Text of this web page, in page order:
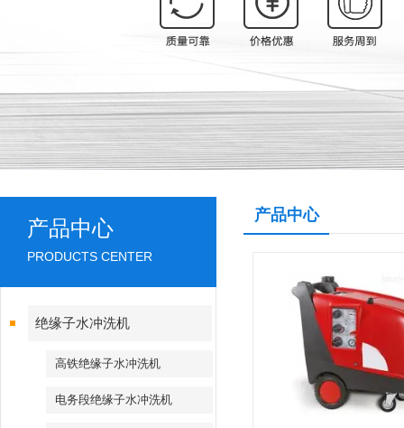
产品中心
PRODUCTS CENTER
绝缘子水冲洗机
高铁绝缘子水冲洗机
电务段绝缘子水冲洗机
产品中心